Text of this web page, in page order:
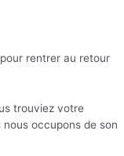
rentrer au retour
trouviez votre
occupons de son